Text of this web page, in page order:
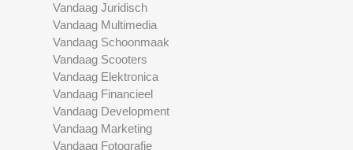
Vandaag Juridisch
Vandaag Multimedia
Vandaag Schoonmaak
Vandaag Scooters
Vandaag Elektronica
Vandaag Financieel
Vandaag Development
Vandaag Marketing
Vandaag Fotografie